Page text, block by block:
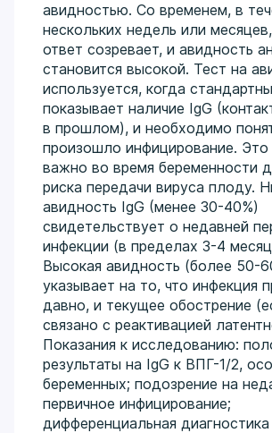
авидностью. Со временем, в
нескольких недель или
ответ созревает, и авидность
становится высокой. Тест на
используется, когда
показывает наличие IgG
в прошлом), и необходимо
произошло инфицирование. Это
важно во время беременности
риска передачи вируса плоду.
авидность IgG (менее 30-40%)
свидетельствует о недавней
инфекции (в пределах 3-4
Высокая авидность (более 50-
указывает на то, что инфекция
давно, и текущее обострение
связано с реактивацией
Показания к исследованию:
результаты на IgG к ВПГ-1/2,
беременных; подозрение на
первичное инфицирование;
дифференциальная диагностика